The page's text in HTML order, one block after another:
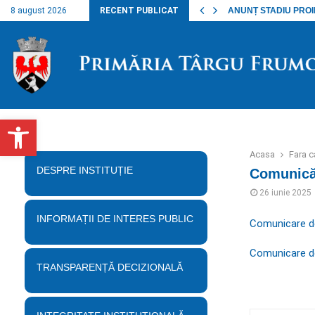
Deschide bara de unelte
8 august 2026 RECENT PUBLICAT
lucrărilor… ANUNȚ STADIU
Acasa Fara
26 iunie 2025
Comunicare
Comunicare
DESPRE INSTITUȚIE
INFORMAȚII DE INTERES PUBLIC
TRANSPARENȚĂ DECIZIONALĂ